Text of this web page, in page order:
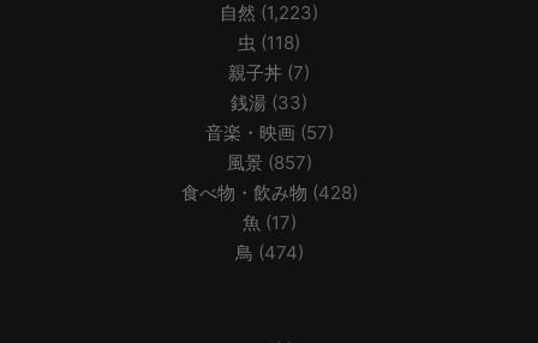
自然 (1,223)
虫 (118)
親子丼 (7)
銭湯 (33)
音楽・映画 (57)
風景(857)
食べ物・飲み物 (428)
魚 (17)
鳥 (474)